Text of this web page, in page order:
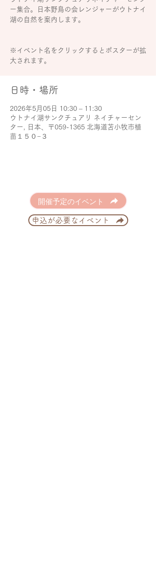
ー集合。日本野鳥の会レンジャーがウトナイ
湖の自然を案内します。
※イベント名をクリックするとポスターが拡
大されます。
日時・場所
2026年5月05日 10:30 – 11:30
ウトナイ湖サンクチュアリ ネイチャーセン
ター, 日本、〒059-1365 北海道苫小牧市植
苗１５０−３
開催予定のイベント
申込が必要なイベント